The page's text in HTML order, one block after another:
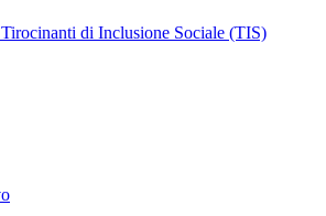
di Inclusione Sociale (TIS)